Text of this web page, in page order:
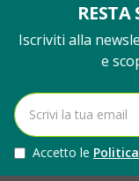
Iscriviti alla
e
Accetto le